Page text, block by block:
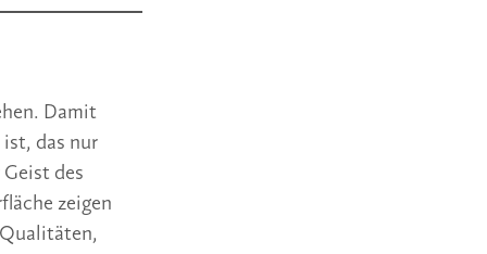
Damit
das nur
des
zeigen